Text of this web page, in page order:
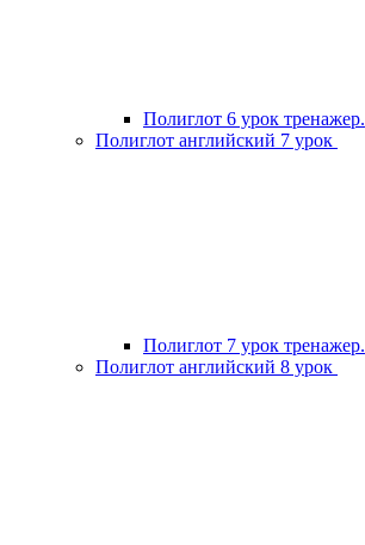
Полиглот 6 урок тренажер.
Полиглот английский 7 урок
Полиглот 7 урок тренажер.
Полиглот английский 8 урок